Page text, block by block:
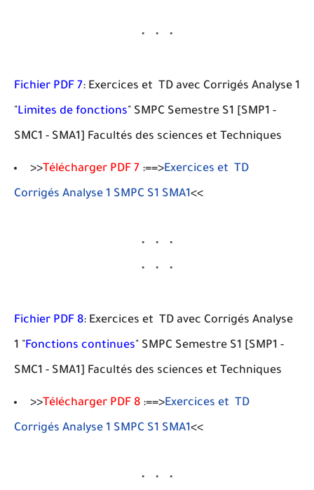
Fichier PDF 7: Exercices et TD avec Corrigés Analyse 1
"Limites de fonctions" SMPC Semestre S1 [SMP1 -
SMC1 - SMA1] Facultés des sciences et Techniques
>>Télécharger PDF 7 :==>Exercices et TD
Corrigés Analyse 1 SMPC S1 SMA1<<
Fichier PDF 8: Exercices et TD avec Corrigés Analyse
1 "Fonctions continues" SMPC Semestre S1 [SMP1 -
SMC1 - SMA1] Facultés des sciences et Techniques
>>Télécharger PDF 8 :==>Exercices et TD
Corrigés Analyse 1 SMPC S1 SMA1<<